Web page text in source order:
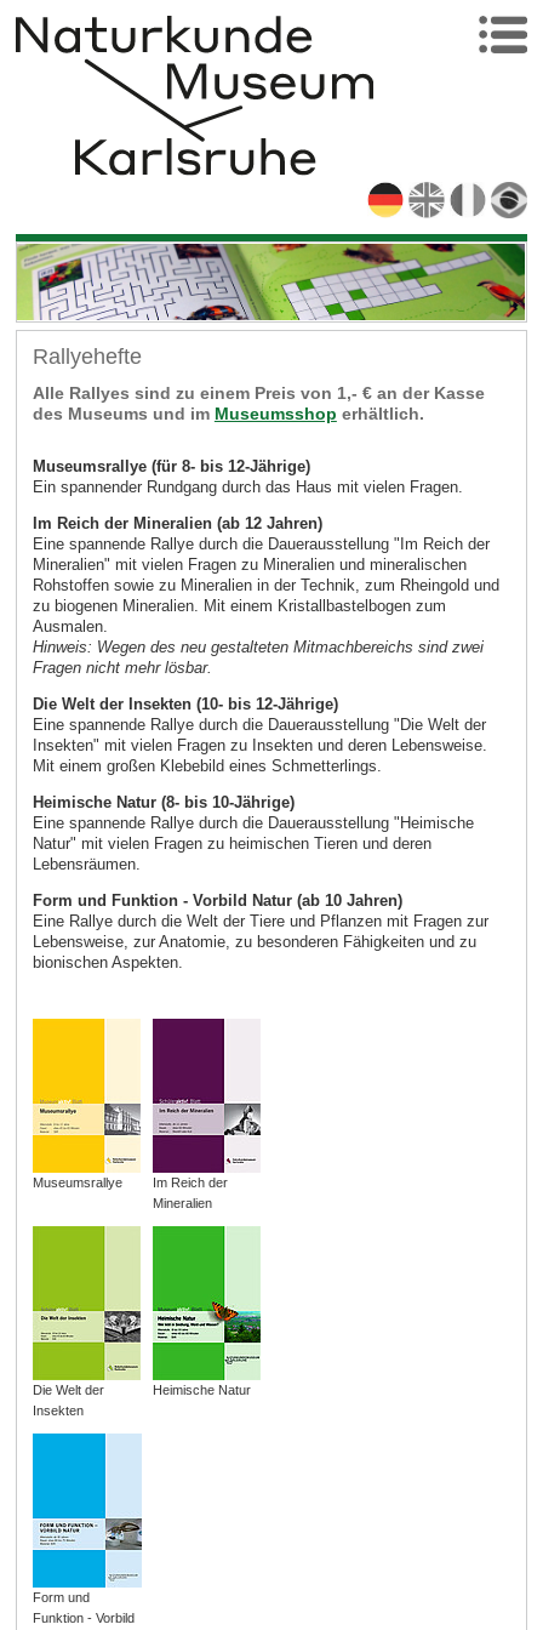
Rallyehefte
Alle Rallyes sind zu einem Preis von 1,- € an der Kasse
des Museums und im Museumsshop erhältlich.
Museumsrallye (für 8- bis 12-Jährige)
Ein spannender Rundgang durch das Haus mit vielen Fragen.
Im Reich der Mineralien (ab 12 Jahren)
Eine spannende Rallye durch die Dauerausstellung "Im Reich der
Mineralien" mit vielen Fragen zu Mineralien und mineralischen
Rohstoffen sowie zu Mineralien in der Technik, zum Rheingold und
zu biogenen Mineralien. Mit einem Kristallbastelbogen zum
Ausmalen.
Hinweis: Wegen des neu gestalteten Mitmachbereichs sind zwei
Fragen nicht mehr lösbar.
Die Welt der Insekten (10- bis 12-Jährige)
Eine spannende Rallye durch die Dauerausstellung "Die Welt der
Insekten" mit vielen Fragen zu Insekten und deren Lebensweise.
Mit einem großen Klebebild eines Schmetterlings.
Heimische Natur (8- bis 10-Jährige)
Eine spannende Rallye durch die Dauerausstellung "Heimische
Natur" mit vielen Fragen zu heimischen Tieren und deren
Lebensräumen.
Form und Funktion - Vorbild Natur (ab 10 Jahren)
Eine Rallye durch die Welt der Tiere und Pflanzen mit Fragen zur
Lebensweise, zur Anatomie, zu besonderen Fähigkeiten und zu
bionischen Aspekten.
Museumsrallye
Im Reich der
Mineralien
Die Welt der
Insekten
Heimische Natur
Form und
Funktion - Vorbild